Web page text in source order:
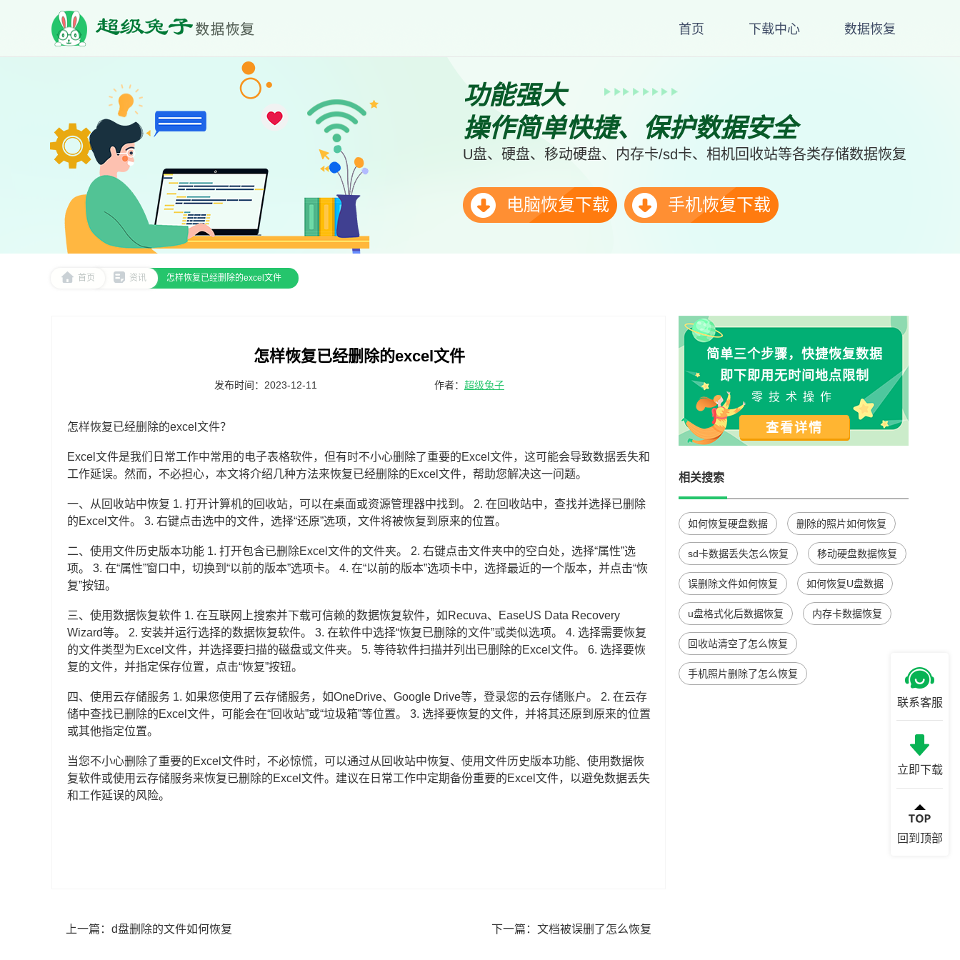
首页 下载中心 数据恢复
功能强大
操作简单快捷、保护数据安全
U盘、硬盘、移动硬盘、内存卡/sd卡、相机回收站等各类存储数据恢复
电脑恢复下载 手机恢复下载
首页 资讯 怎样恢复已经删除的excel文件
怎样恢复已经删除的excel文件
发布时间：2023-12-11 作者： 超级兔子
怎样恢复已经删除的excel文件？
Excel文件是我们日常工作中常用的电子表格软件，但有时不小心删除了重要的Excel文件，这可能会导致数据丢失和
工作延误。然而，不必担心，本文将介绍几种方法来恢复已经删除的Excel文件，帮助您解决这一问题。
一、从回收站中恢复 1. 打开计算机的回收站，可以在桌面或资源管理器中找到。 2. 在回收站中，查找并选择已删除
的Excel文件。 3. 右键点击选中的文件，选择“还原”选项，文件将被恢复到原来的位置。
二、使用文件历史版本功能 1. 打开包含已删除Excel文件的文件夹。 2. 右键点击文件夹中的空白处，选择“属性”选
项。 3. 在“属性”窗口中，切换到“以前的版本”选项卡。 4. 在“以前的版本”选项卡中，选择最近的一个版本，并点击“恢
复”按钮。
三、使用数据恢复软件 1. 在互联网上搜索并下载可信赖的数据恢复软件，如Recuva、EaseUS Data Recovery
Wizard等。 2. 安装并运行选择的数据恢复软件。 3. 在软件中选择“恢复已删除的文件”或类似选项。 4. 选择需要恢复
的文件类型为Excel文件，并选择要扫描的磁盘或文件夹。 5. 等待软件扫描并列出已删除的Excel文件。 6. 选择要恢
复的文件，并指定保存位置，点击“恢复”按钮。
四、使用云存储服务 1. 如果您使用了云存储服务，如OneDrive、Google Drive等，登录您的云存储账户。 2. 在云存
储中查找已删除的Excel文件，可能会在“回收站”或“垃圾箱”等位置。 3. 选择要恢复的文件，并将其还原到原来的位置
或其他指定位置。
当您不小心删除了重要的Excel文件时，不必惊慌，可以通过从回收站中恢复、使用文件历史版本功能、使用数据恢
复软件或使用云存储服务来恢复已删除的Excel文件。建议在日常工作中定期备份重要的Excel文件，以避免数据丢失
和工作延误的风险。
上一篇： d盘删除的文件如何恢复 下一篇： 文档被误删了怎么恢复
简单三个步骤，快捷恢复数据
即下即用无时间地点限制
零技术操作
查看详情
相关搜索
如何恢复硬盘数据 删除的照片如何恢复
sd卡数据丢失怎么恢复 移动硬盘数据恢复
误删除文件如何恢复 如何恢复U盘数据
u盘格式化后数据恢复 内存卡数据恢复
回收站清空了怎么恢复
手机照片删除了怎么恢复
联系客服
立即下载
回到顶部